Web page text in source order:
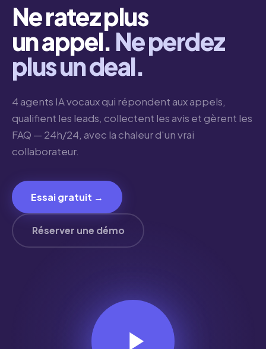
Ne ratez plus
un appel. Ne perdez
plus un deal.
4 agents IA vocaux qui répondent aux appels,
qualifient les leads, collectent les avis et gèrent les
FAQ — 24h/24, avec la chaleur d'un vrai
collaborateur.
Essai gratuit →
Réserver une démo